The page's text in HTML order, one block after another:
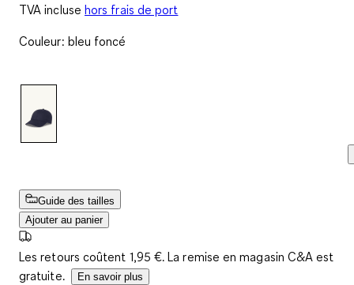
TVA incluse hors frais de port
Couleur: bleu foncé
Guide des tailles
Ajouter au panier
Les retours coûtent 1,95 €. La remise en magasin C&A est
gratuite.
En savoir plus